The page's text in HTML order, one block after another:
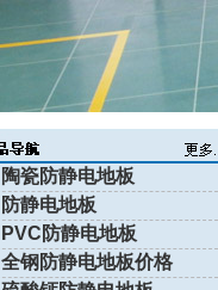
陶瓷防静电地板
防静电地板
PVC防静电地板
全钢防静电地板价格